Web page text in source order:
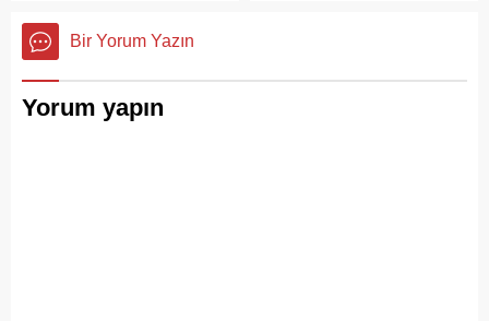
Bir Yorum Yazın
Yorum yapın